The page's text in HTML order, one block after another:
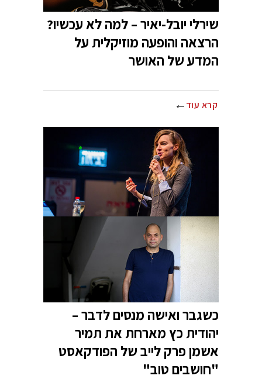
שירלי יובל-יאיר – למה לא עכשיו?
הרצאה והופעה מוזיקלית על
המדע של האושר
קרא עוד
כשגבר ואישה מנסים לדבר –
יהודית כץ מארחת את תמיר
אשמן פרק לייב של הפודקאסט
"חושבים טוב"